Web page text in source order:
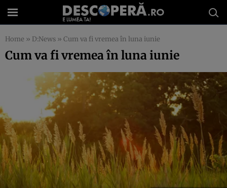
Home » D:News » Cum va fi vremea în luna iunie
Cum va fi vremea în luna iunie